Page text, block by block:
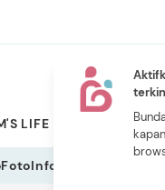
LIFE PILIHAN
FotoInfografis